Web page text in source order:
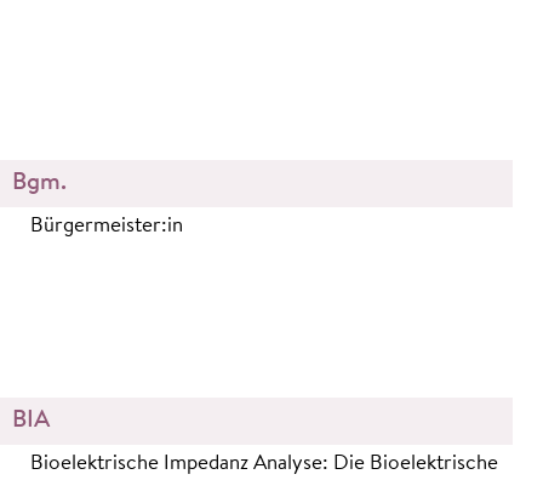
Bgm.
Bürgermeister:in
BIA
Bioelektrische Impedanz Analyse: Die Bioelektrische